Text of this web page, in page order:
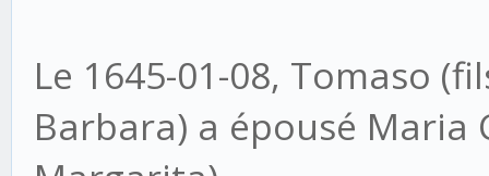
Le 1645-01-08, Tomaso
Barbara) a épousé